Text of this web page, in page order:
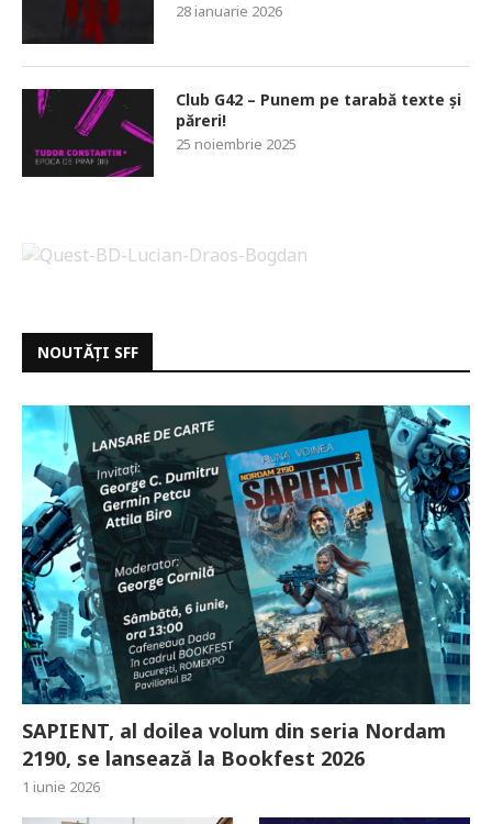
28 ianuarie 2026
Club G42 – Punem pe tarabă texte și
păreri!
25 noiembrie 2025
NOUTĂȚI SFF
SAPIENT, al doilea volum din seria Nordam
2190, se lansează la Bookfest 2026
1 iunie 2026